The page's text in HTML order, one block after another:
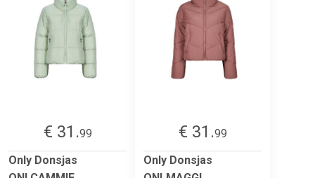
€ 31.99
Only Donsjas
€ 31.99
Only Donsjas